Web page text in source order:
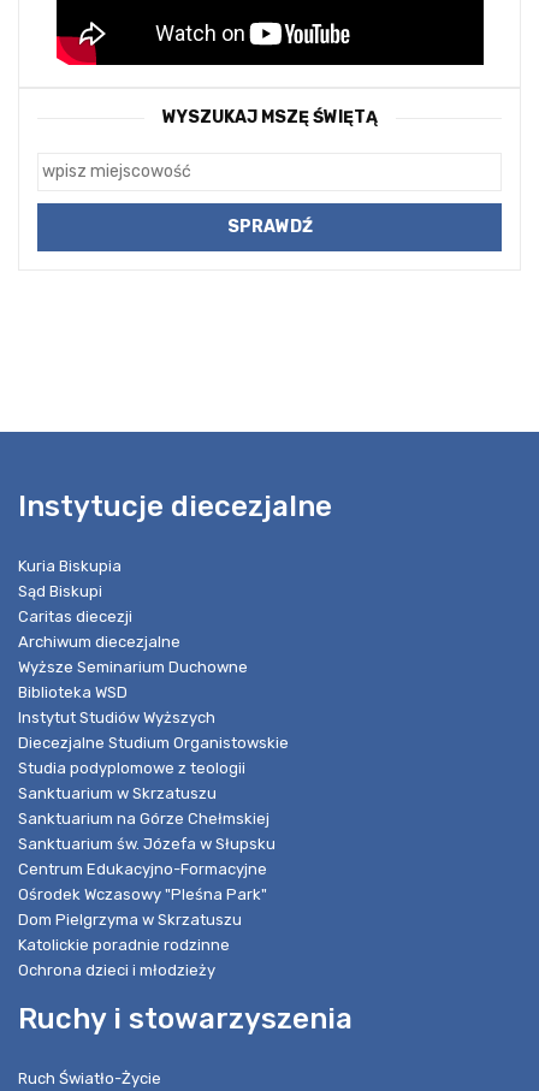
WYSZUKAJ MSZĘ ŚWIĘTĄ
Instytucje diecezjalne
Kuria Biskupia
Sąd Biskupi
Caritas diecezji
Archiwum diecezjalne
Wyższe Seminarium Duchowne
Biblioteka WSD
Instytut Studiów Wyższych
Diecezjalne Studium Organistowskie
Studia podyplomowe z teologii
Sanktuarium w Skrzatuszu
Sanktuarium na Górze Chełmskiej
Sanktuarium św. Józefa w Słupsku
Centrum Edukacyjno-Formacyjne
Ośrodek Wczasowy "Pleśna Park"
Dom Pielgrzyma w Skrzatuszu
Katolickie poradnie rodzinne
Ochrona dzieci i młodzieży
Ruchy i stowarzyszenia
Ruch Światło-Życie